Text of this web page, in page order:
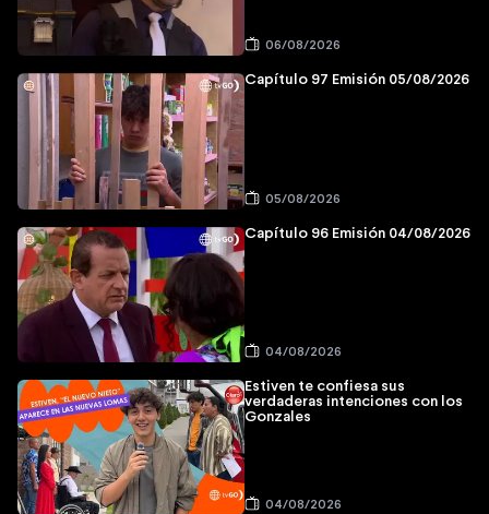
06/08/2026
Capítulo 97 Emisión 05/08/2026
05/08/2026
Capítulo 96 Emisión 04/08/2026
04/08/2026
Estiven te confiesa sus
verdaderas intenciones con los
Gonzales
04/08/2026